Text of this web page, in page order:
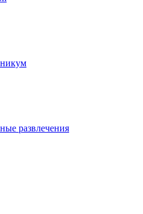
развлечения